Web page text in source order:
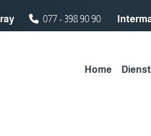
077 - 398 90 90
Home